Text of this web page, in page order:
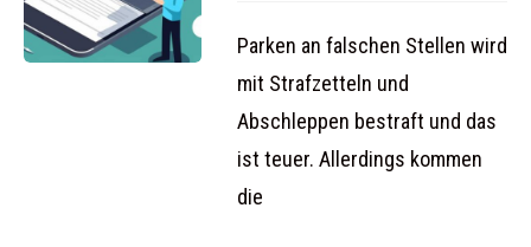
mit herkömmlichen
Parken an falschen Stellen wird
mit Strafzetteln und
Abschleppen bestraft und das
ist teuer. Allerdings kommen
die